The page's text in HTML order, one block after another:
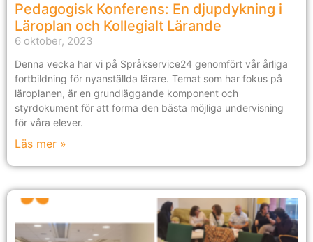
Pedagogisk Konferens: En djupdykning i
Läroplan och Kollegialt Lärande
6 oktober, 2023
Denna vecka har vi på Språkservice24 genomfört vår årliga
fortbildning för nyanställda lärare. Temat som har fokus på
läroplanen, är en grundläggande komponent och
styrdokument för att forma den bästa möjliga undervisning
för våra elever.
Läs mer »